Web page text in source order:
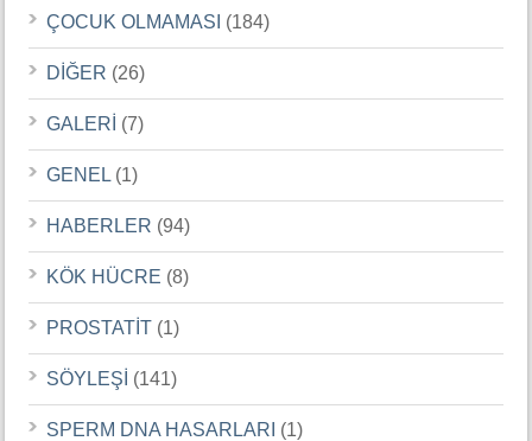
ÇOCUK OLMAMASI (184)
DİĞER (26)
GALERİ (7)
GENEL (1)
HABERLER (94)
KÖK HÜCRE (8)
PROSTATİT (1)
SÖYLEŞİ (141)
SPERM DNA HASARLARI (1)